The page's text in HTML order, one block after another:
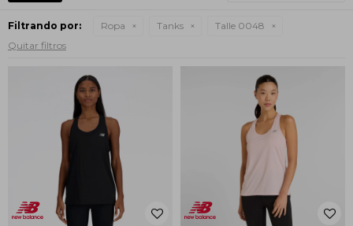
Filtrando por: Ropa Tanks
Talle 0048
Quitar filtros